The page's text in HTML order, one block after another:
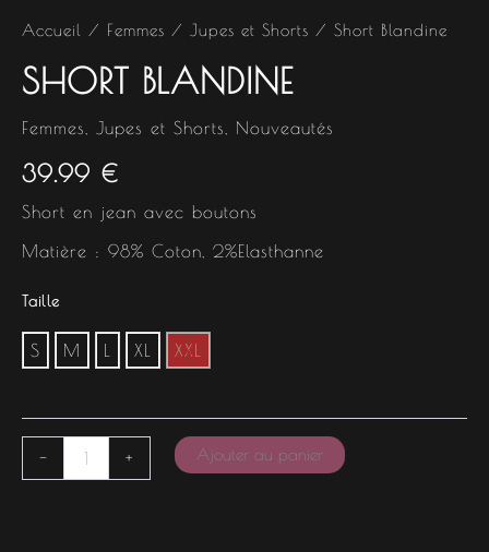
Accueil / Femmes / Jupes et Shorts / Short Blandine
SHORT BLANDINE
Femmes Jupes et Shorts Nouveautés
39.99 €
Short en jean avec boutons
Matière : 98% Coton, 2%Elasthanne
Taille
S M XL XXL
- + Ajouter au panier